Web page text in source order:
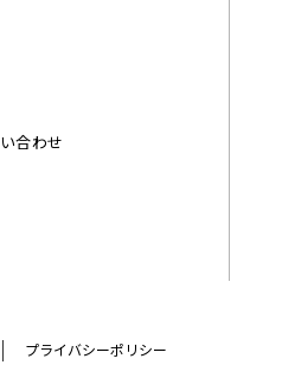
合わせ
プライバシーポリシー